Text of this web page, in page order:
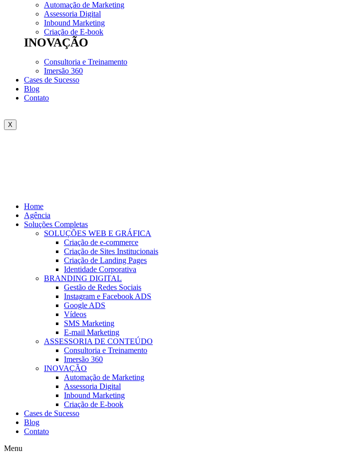
Automação de Marketing
Assessoria Digital
Inbound Marketing
Criação de E-book
INOVAÇÃO
Consultoria e Treinamento
Imersão 360
Cases de Sucesso
Blog
Contato
X
Home
Agência
Soluções Completas
SOLUÇÕES WEB E GRÁFICA
Criação de e-commerce
Criação de Sites Institucionais
Criação de Landing Pages
Identidade Corporativa
BRANDING DIGITAL
Gestão de Redes Sociais
Instagram e Facebook ADS
Google ADS
Vídeos
SMS Marketing
E-mail Marketing
ASSESSORIA DE CONTEÚDO
Consultoria e Treinamento
Imersão 360
INOVAÇÃO
Automação de Marketing
Assessoria Digital
Inbound Marketing
Criação de E-book
Cases de Sucesso
Blog
Contato
Menu